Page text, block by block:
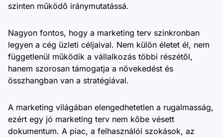
szinten működő iránymutatássá.
Nagyon fontos, hogy a marketing terv szinkronban
legyen a cég üzleti céljaival. Nem külön életet él, nem
függetlenül működik a vállalkozás többi részétől,
hanem szorosan támogatja a növekedést és
összhangban van a stratégiával.
A marketing világában elengedhetetlen a rugalmasság,
ezért egy jó marketing terv nem kőbe vésett
dokumentum. A piac, a felhasználói szokások, az